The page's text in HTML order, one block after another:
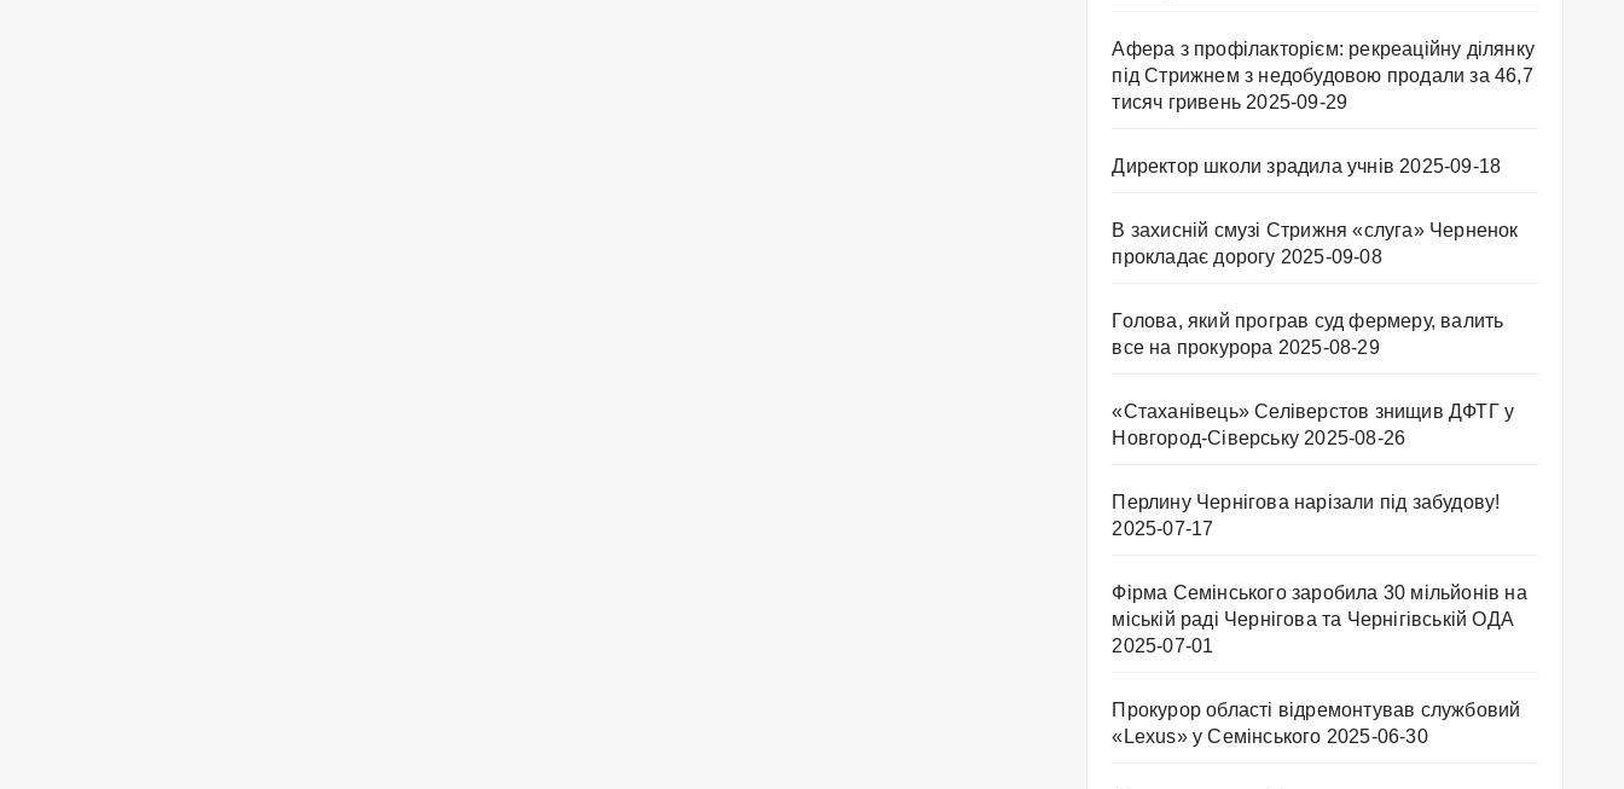
Афера з профілакторієм: рекреаційну ділянку
під Стрижнем з недобудовою продали за 46,7
тисяч гривень 2025-09-29
Директор школи зрадила учнів 2025-09-18
В захисній смузі Стрижня «слуга» Черненок
прокладає дорогу 2025-09-08
Голова, який програв суд фермеру, валить
все на прокурора 2025-08-29
«Стаханівець» Селіверстов знищив ДФТГ у
Новгород-Сіверську 2025-08-26
Перлину Чернігова нарізали під забудову!
2025-07-17
Фірма Семінського заробила 30 мільйонів на
міській раді Чернігова та Чернігівській ОДА
2025-07-01
Прокурор області відремонтував службовий
«Lexus» у Семінського 2025-06-30